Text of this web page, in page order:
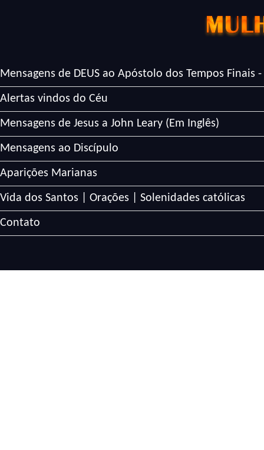
Mensagens de DEUS ao Apóstolo dos Tempos Finais -
Alertas vindos do Céu
Mensagens de Jesus a John Leary (Em Inglês)
Mensagens ao Discípulo
Aparições Marianas
Vida dos Santos | Orações | Solenidades católicas
Contato